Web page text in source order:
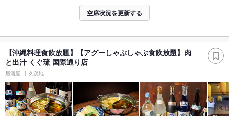
空席状況を更新する
【沖縄料理食飲放題】【アグーしゃぶしゃぶ食飲放題】肉
と出汁 くぐ琉 国際通り店
居酒屋 久茂地